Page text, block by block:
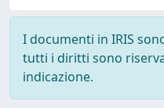
I documenti in IRIS
tutti i diritti sono
indicazione.